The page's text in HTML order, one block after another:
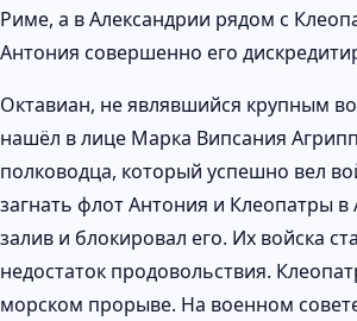
Риме, а в Александрии рядом с
Антония совершенно его
Октавиан, не являвшийся крупным
нашёл в лице Марка Випсания
полководца, который успешно вел
загнать флот Антония и Клеопатры
залив и блокировал его. Их войска
недостаток продовольствия.
морском прорыве. На военном